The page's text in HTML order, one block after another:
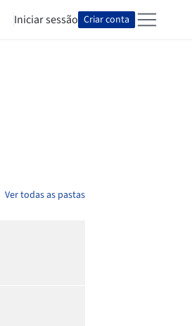
Iniciar sessão Criar conta
Ver todas as pastas